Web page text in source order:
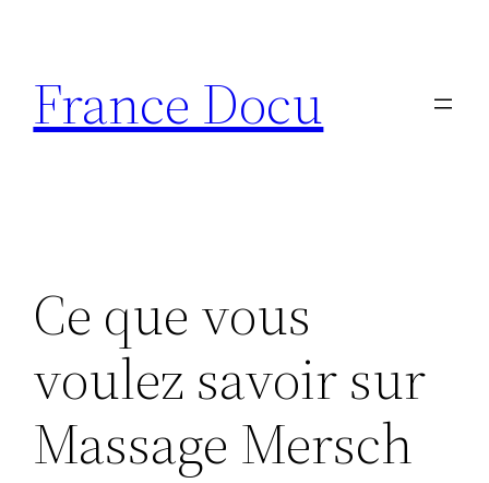
contenu
France Docu
Ce que vous
voulez savoir sur
Massage Mersch